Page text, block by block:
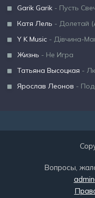
Garik Garik - Пусть
Катя Лель - Долетай
Y K Music - Дівчина-
Жизнь - Не Игра
Татьяна Высоцкая -
Ярослав Леонов -
Вопросы,